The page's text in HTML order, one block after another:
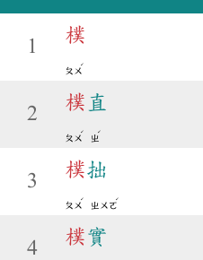
1
樸
ㄆㄨ
ˊ
2
樸 直
ㄆㄨ
ˊ
ㄓ
ˊ
3
樸拙
ㄆㄨ
ˊ
ㄓㄨㄛ
ˊ
4
樸實